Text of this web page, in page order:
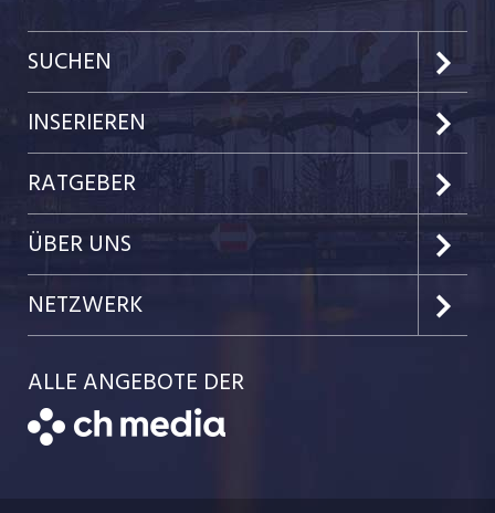
SUCHEN
Kanton Luzern
Kanton Zug
Kanton Nidwalden
Kanton Obwalden
Kanton Schwyz
Festanstellungen
INSERIEREN
Preise & Leistungen
Kundenlogin
Einzelinserat disponieren
Schnittstelle
Bewerber-Cockpit
RATGEBER
Job-News
Job-Tipps
Job-Storys
Job-Coach
Bewerbung
ÜBER UNS
Portrait
Jobs bei der CH Media
NETZWERK
CH Media
ALLE ANGEBOTE DER